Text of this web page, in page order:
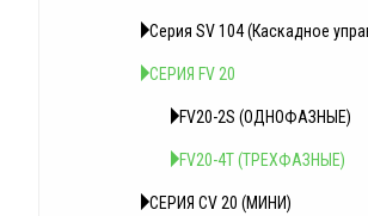
Серия SV 104 (Каскадное
СЕРИЯ FV 20
FV20-2S (ОДНОФАЗНЫЕ)
FV20-4T (ТРЕХФАЗНЫЕ)
СЕРИЯ CV 20 (МИНИ)